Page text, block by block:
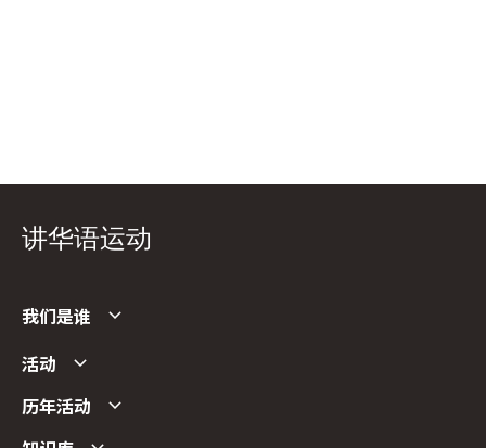
讲华语运动
我们是谁
活动
历年活动